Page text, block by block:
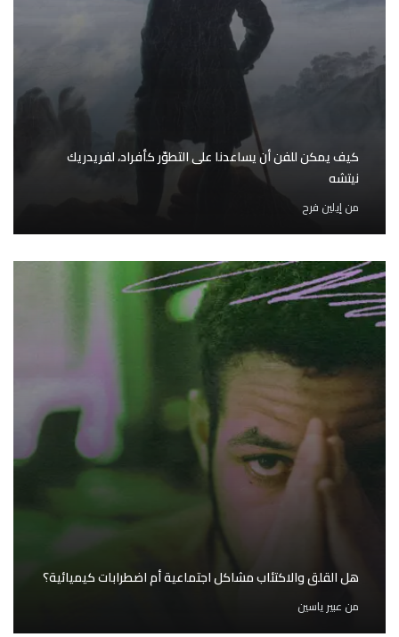
كيف يمكن للفن أن يساعدنا على التطوّر كأفراد، لفريدريك
نيتشه
منإيلين فرح
هل القلق والاكتئاب مشاكل اجتماعية أم اضطرابات كيميائية؟
من عبير ياسين